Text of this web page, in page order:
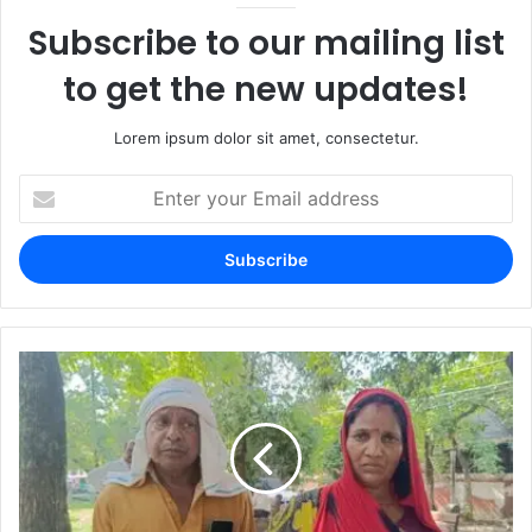
Subscribe to our mailing list
to get the new updates!
Lorem ipsum dolor sit amet, consectetur.